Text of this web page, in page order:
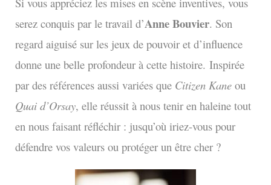
serez conquis par le travail d’Anne Bouvier. Son
regard aiguisé sur les jeux de pouvoir et d’influence
donne une belle profondeur à cette histoire. Inspirée
par des références aussi variées que Citizen Kane ou
Quai d’Orsay, elle réussit à nous tenir en haleine tout
en nous faisant réfléchir : jusqu’où iriez-vous pour
défendre vos valeurs ou protéger un être cher ?